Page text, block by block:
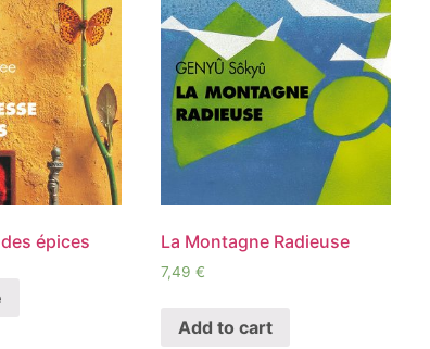
épices La Montagne Radieuse
7,49€
Add to cart